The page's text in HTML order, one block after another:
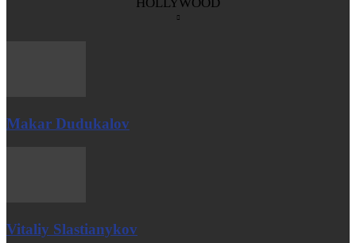
Makar Dudukalov
Vitaliy Slastianykov